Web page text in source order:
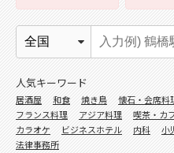
人気キーワード
居酒屋 和食 焼き鳥 懐石・会席料
フランス料理
アジア料理 喫茶・カ
カラオケ
ビジネスホテル 内科 小
法律事務所